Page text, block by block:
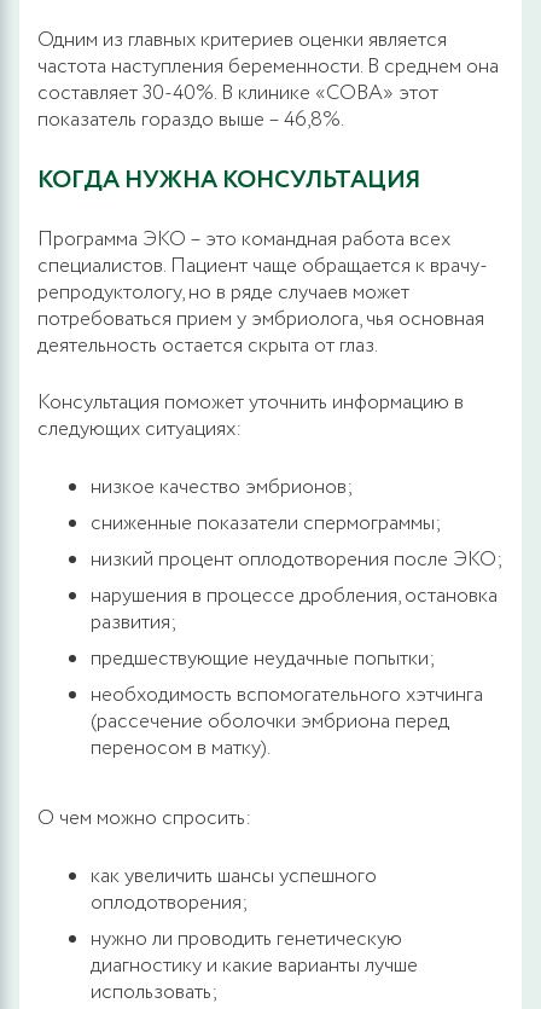
Одним из главных критериев оценки является
частота наступления беременности. В среднем она
составляет 30-40%. В клинике «СОВА» этот
показатель гораздо выше – 46,8%.
КОГДА НУЖНА КОНСУЛЬТАЦИЯ
Программа ЭКО – это командная работа всех
специалистов. Пациент чаще обращается к врачу-
репродуктологу, но в ряде случаев может
потребоваться прием у эмбриолога, чья основная
деятельность остается скрыта от глаз.
Консультация поможет уточнить информацию в
следующих ситуациях:
низкое качество эмбрионов;
сниженные показатели спермограммы;
низкий процент оплодотворения после ЭКО;
нарушения в процессе дробления, остановка
развития;
предшествующие неудачные попытки;
необходимость вспомогательного хэтчинга
(рассечение оболочки эмбриона перед
переносом в матку).
О чем можно спросить:
как увеличить шансы успешного
оплодотворения;
нужно ли проводить генетическую
диагностику и какие варианты лучше
использовать;